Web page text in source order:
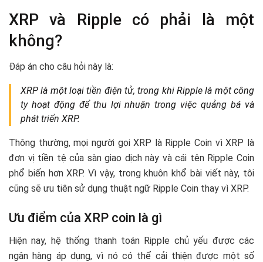
XRP và Ripple có phải là một
không?
Đáp án cho câu hỏi này là:
XRP là một loại tiền điện tử, trong khi Ripple là một công
ty hoạt động để thu lợi nhuận trong việc quảng bá và
phát triển XRP.
Thông thường, mọi người gọi XRP là Ripple Coin vì XRP là
đơn vị tiền tệ của sàn giao dịch này và cái tên Ripple Coin
phổ biến hơn XRP. Vì vậy, trong khuôn khổ bài viết này, tôi
cũng sẽ ưu tiên sử dụng thuật ngữ Ripple Coin thay vì XRP.
Ưu điểm của XRP coin là gì
Hiện nay, hệ thống thanh toán Ripple chủ yếu được các
ngân hàng áp dụng, vì nó có thể cải thiện được một số